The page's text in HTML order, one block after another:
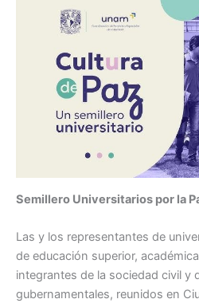
Semillero Universitarios por la
Las y los representantes de
de educación superior,
integrantes de la sociedad civil y
gubernamentales, reunidos en